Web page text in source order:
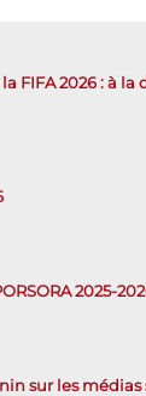
FIFA 2026 : à la
2025-
sur les médias